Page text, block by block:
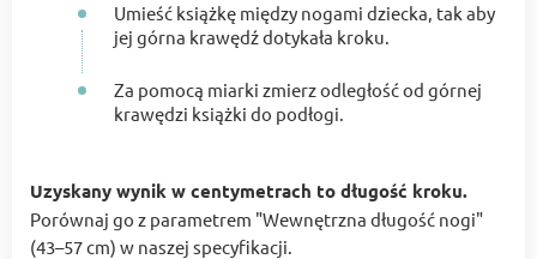
Umieść książkę między nogami dziecka, tak aby
jej górna krawędź dotykała kroku.
Za pomocą miarki zmierz odległość od górnej
krawędzi książki do podłogi.
Uzyskany wynik w centymetrach to długość kroku.
Porównaj go z parametrem "Wewnętrzna długość nogi"
(43–57 cm) w naszej specyfikacji.